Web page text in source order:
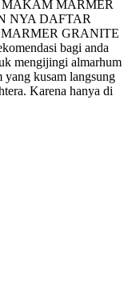
MARMER
NYA DAFTAR
GRANITE
bagi anda
mengijingi almarhum
yang kusam langsung
Karena hanya di